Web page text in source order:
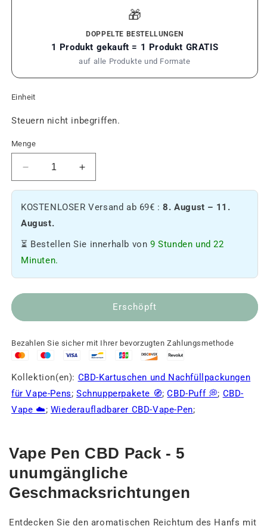
🎁
DOPPELTE BESTELLUNGEN
1 Produkt gekauft = 1 Produkt GRATIS
auf alle Produkte und Formate
Einheit
Steuern nicht inbegriffen.
Menge
Reduzieren
Sie
Menge
an
Vape
Pack
Erhöhen
Sie
Menge
Vape
KOSTENLOSER Versand ab 69€ :8. August – 11.
August.
⏳ Bestellen Sie innerhalb von9 Stunden und 22
Minuten.
Erschöpft
Bezahlen Sie sicher mit Ihrer bevorzugten Zahlungsmethode
Kollektion(en): CBD-Kartuschen und Nachfüllpackungen
für Vape-Pens;Schnupperpakete 🧭;CBD-Puff 💭; CBD-
Vape ☁️; Wiederaufladbarer CBD-Vape-Pen;
Vape Pen CBD Pack - 5
unumgängliche
Geschmacksrichtungen
Entdecken Sie den aromatischen Reichtum des Hanfs mit